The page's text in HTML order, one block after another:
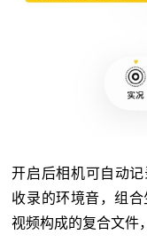
开启后相机可自动
收录的环境音，组
视频构成的复合文件